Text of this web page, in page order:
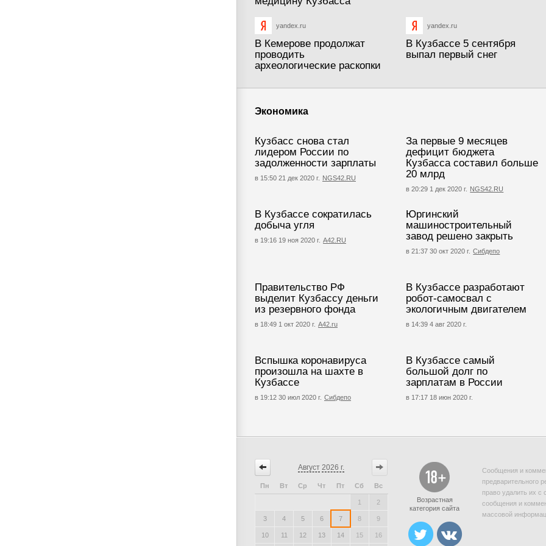
yandex.ru
В Кемерове продолжат
проводить
археологические раскопки
yandex.ru
В Кузбассе 5 сентября
выпал первый снег
Экономика
Кузбасс снова стал
лидером России по
задолженности зарплаты
в 15:50 21 дек 2020 г. NGS42.RU
За первые 9 месяцев
дефицит бюджета
Кузбасса составил больше
20 млрд
в 20:29 1 дек 2020 г. NGS42.RU
В Кузбассе сократилась
добыча угля
в 19:16 19 ноя 2020 г. А42.RU
Юргинский
машиностроительный
завод решено закрыть
в 21:37 30 окт 2020 г. Сибдепо
Правительство РФ
выделит Кузбассу деньги
из резервного фонда
в 18:49 1 окт 2020 г. A42.ru
В Кузбассе разработают
робот-самосвал с
экологичным двигателем
в 14:39 4 авг 2020 г.
Вспышка коронавируса
произошла на шахте в
Кузбассе
в 19:12 30 июл 2020 г. Сибдепо
В Кузбассе самый
большой долг по
зарплатам в России
в 17:17 18 июн 2020 г.
Август 2026 г.
Пн Вт Ср Чт Пт Сб Вс
1 2
3 4 5 6 7 8 9
10 11 12 13 14 15 16
Возрастная
категория сайта
Сообщения и
предварительного
право удалить их с
сообщения и
массовой